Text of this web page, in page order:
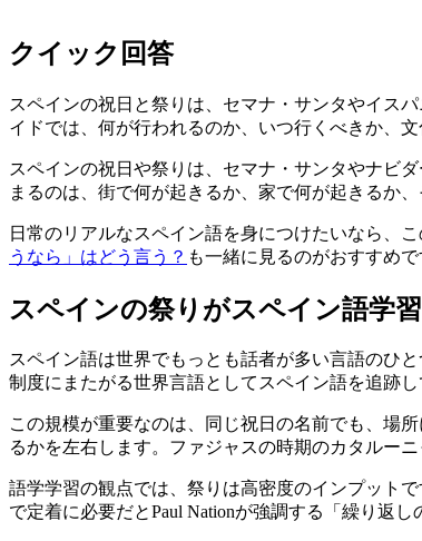
クイック回答
スペインの祝日と祭りは、セマナ・サンタやイス
イドでは、何が行われるのか、いつ行くべきか、
スペインの祝日や祭りは、セマナ・サンタやナビ
まるのは、街で何が起きるか、家で何が起きるか
日常のリアルなスペイン語を身につけたいなら、
うなら」はどう言う？ も一緒に見るのがおすすめ
スペインの祭りがスペイン語学
スペイン語は世界でもっとも話者が多い言語のひ
制度にまたがる世界言語としてスペイン語を追跡し
この規模が重要なのは、同じ祝日の名前でも、場
るかを左右します。ファジャスの時期のカタルー
語学学習の観点では、祭りは高密度のインプット
で定着に必要だとPaul Nationが強調する「繰り返